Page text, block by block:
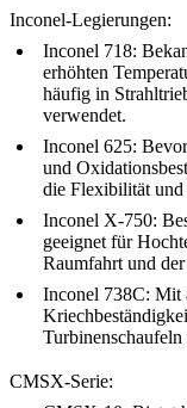
Inconel-Legierungen:
Inconel 718:
erhöhten
häufig in
verwendet.
Inconel 625:
und
die Flexibilität und
Inconel X-750:
geeignet für
Raumfahrt und
Inconel 738C: Mit
CMSX-Serie: